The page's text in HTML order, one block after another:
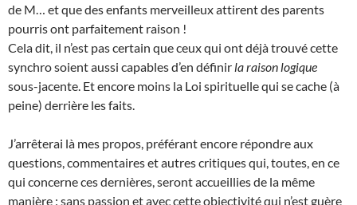
de M… et que des enfants merveilleux attirent des parents
pourris ont parfaitement raison !
Cela dit, il n’est pas certain que ceux qui ont déjà trouvé cette
synchro soient aussi capables d’en définir la raison logique
sous-jacente. Et encore moins la Loi spirituelle qui se cache (à
peine) derrière les faits.
J’arrêterai là mes propos, préférant encore répondre aux
questions, commentaires et autres critiques qui, toutes, en ce
qui concerne ces dernières, seront accueillies de la même
manière : sans passion et avec cette objectivité qui n’est guère